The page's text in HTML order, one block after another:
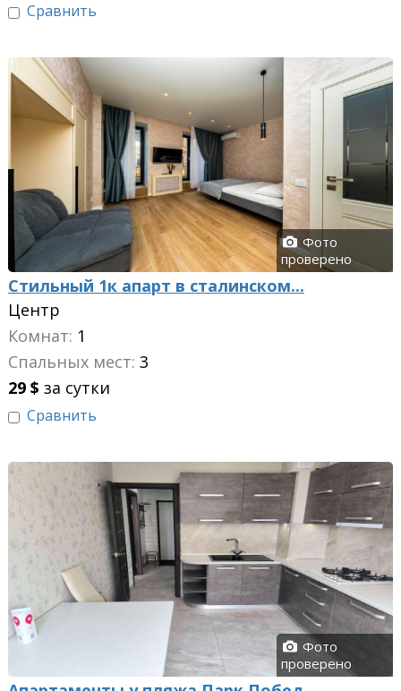
Сравнить
Фото
проверено
Стильный 1к апарт в сталинском...
Центр
Комнат: 1
Спальных мест: 3
29 $ за сутки
Сравнить
Фото
проверено